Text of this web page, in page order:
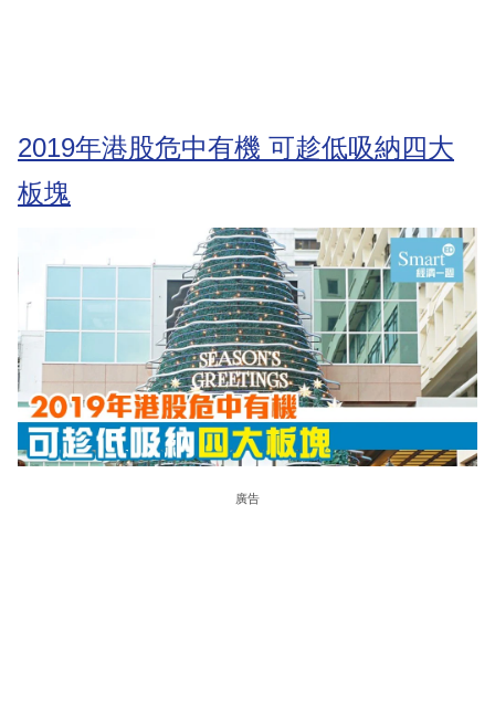
2019年港股危中有機 可趁低吸納四大
板塊
廣告